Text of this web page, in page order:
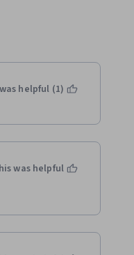
helpful (1)
was helpful